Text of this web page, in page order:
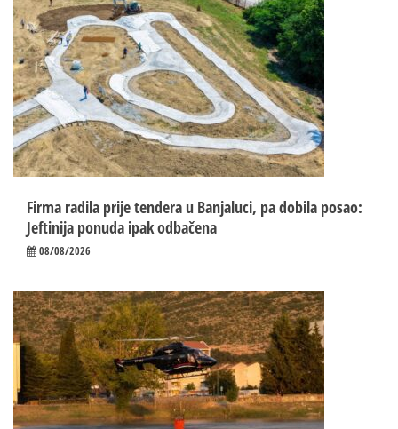
Firma radila prije tendera u Banjaluci, pa dobila posao:
Jeftinija ponuda ipak odbačena
08/08/2026